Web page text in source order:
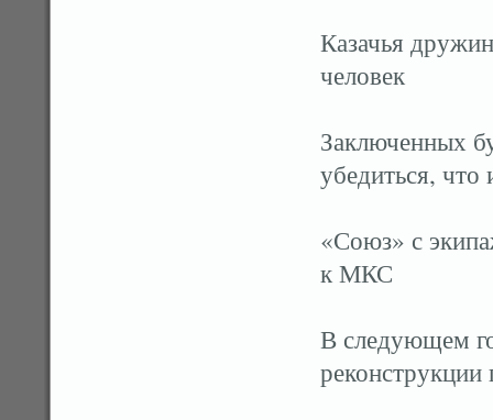
Казачья
человек
Заключенных
убедиться, что
«Союз» с
к МКС
В следующем